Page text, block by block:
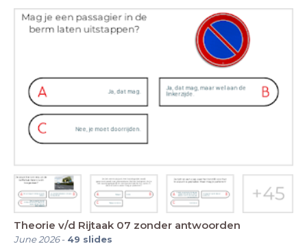
Theorie v/d Rijtaak 07 zonder antwoorden
June 2026- 49 slides